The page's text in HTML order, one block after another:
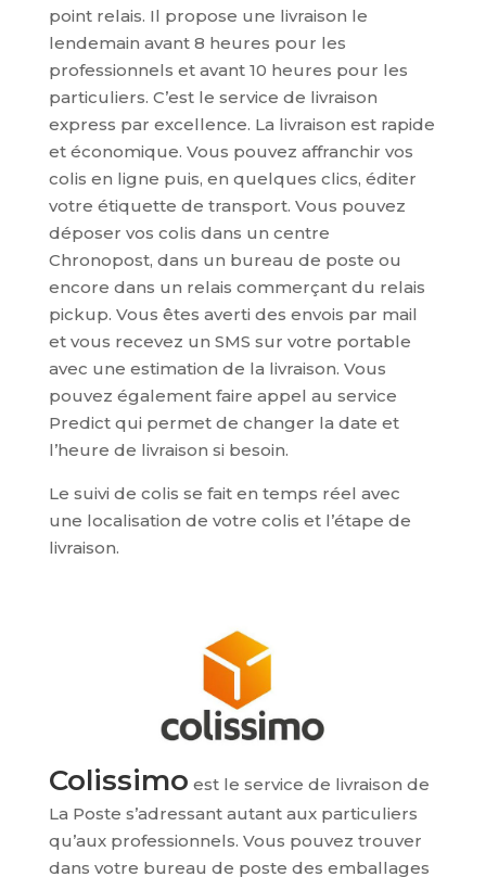
point relais. Il propose une livraison le
lendemain avant 8 heures pour les
professionnels et avant 10 heures pour les
particuliers. C’est le service de livraison
express par excellence. La livraison est rapide
et économique. Vous pouvez affranchir vos
colis en ligne puis, en quelques clics, éditer
votre étiquette de transport. Vous pouvez
déposer vos colis dans un centre
Chronopost, dans un bureau de poste ou
encore dans un relais commerçant du relais
pickup. Vous êtes averti des envois par mail
et vous recevez un SMS sur votre portable
avec une estimation de la livraison. Vous
pouvez également faire appel au service
Predict qui permet de changer la date et
l’heure de livraison si besoin.
Le suivi de colis se fait en temps réel avec
une localisation de votre colis et l’étape de
livraison.
Colissimo est le service de livraison de
La Poste s’adressant autant aux particuliers
qu’aux professionnels. Vous pouvez trouver
dans votre bureau de poste des emballages